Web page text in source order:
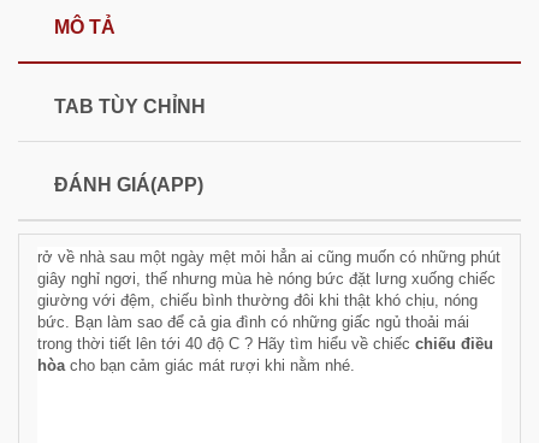
MÔ TẢ
TAB TÙY CHỈNH
ĐÁNH GIÁ(APP)
rở về nhà sau một ngày mệt mỏi hẳn ai cũng muốn có những phút
giây nghỉ ngơi, thế nhưng mùa hè nóng bức đặt lưng xuống chiếc
giường với đệm, chiếu bình thường đôi khi thật khó chịu, nóng
bức. Bạn làm sao để cả gia đình có những giấc ngủ thoải mái
trong thời tiết lên tới 40 độ C ? Hãy tìm hiểu về chiếc chiếu điều
hòa cho bạn cảm giác mát rượi khi nằm nhé.